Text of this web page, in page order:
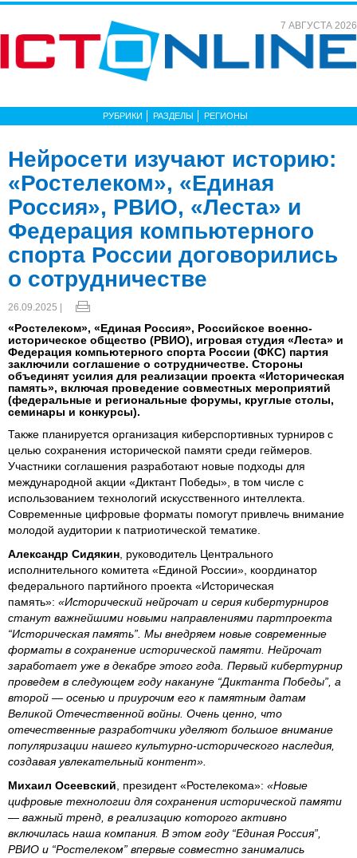
7 АВГУСТА 2026
РУБРИКИ РАЗДЕЛЫ РЕГИОНЫ
Нейросети изучают историю:
«Ростелеком», «Единая
Россия», РВИО, «Леста» и
Федерация компьютерного
спорта России договорились
о сотрудничестве
26.09.2025 |
«Ростелеком», «Единая Россия», Российское военно-
историческое общество (РВИО), игровая студия «Леста» и
Федерация компьютерного спорта России (ФКС) партия
заключили соглашение о сотрудничестве. Стороны
объединят усилия для реализации проекта «Историческая
память», включая проведение совместных мероприятий
(федеральные и региональные форумы, круглые столы,
семинары и конкурсы).
Также планируется организация киберспортивных турниров с
целью сохранения исторической памяти среди геймеров.
Участники соглашения разработают новые подходы для
международной акции «Диктант Победы», в том числе с
использованием технологий искусственного интеллекта.
Современные цифровые форматы помогут привлечь внимание
молодой аудитории к патриотической тематике.
Александр Сидякин , руководитель Центрального
исполнительного комитета «Единой России», координатор
федерального партийного проекта «Историческая
память»: «Исторический нейрочат и серия кибертурниров
станут важнейшими новыми направлениями партпроекта
“Историческая память”. Мы внедряем новые современные
форматы в сохранение исторической памяти. Нейрочат
заработает уже в декабре этого года. Первый кибертурнир
проведем в следующем году накануне “Диктанта Победы”, а
второй — осенью и приурочим его к памятным датам
Великой Отечественной войны. Очень ценно, что
отечественные разработчики уделяют большое внимание
популяризации нашего культурно-исторического наследия,
создавая увлекательный контент».
Михаил Осеевский , президент «Ростелекома»: «Новые
цифровые технологии для сохранения исторической памяти
— важный тренд, в реализацию которого активно
включилась наша компания. В этом году “Единая Россия”,
РВИО и “Ростелеком” впервые совместно занимались